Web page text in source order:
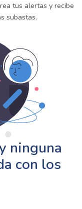
tus alertas y recibe
subastas.
ninguna
con los